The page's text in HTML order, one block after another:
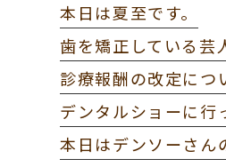
本日は夏至です。
歯を矯正している
診療報酬の改定につ